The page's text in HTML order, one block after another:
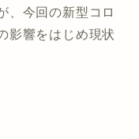
、今回の新型コロ
影響をはじめ現状